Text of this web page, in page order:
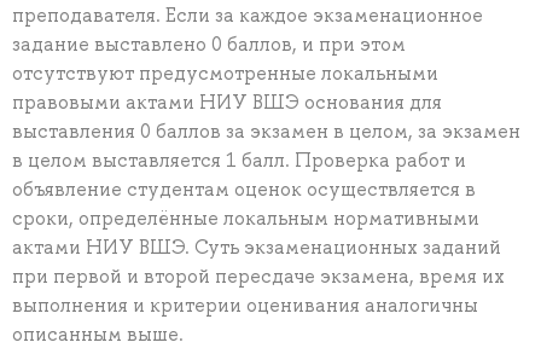
преподавателя. Если за каждое экзаменационное
задание выставлено 0 баллов, и при этом
отсутствуют предусмотренные локальными
правовыми актами НИУ ВШЭ основания для
выставления 0 баллов за экзамен в целом, за экзамен
в целом выставляется 1 балл. Проверка работ и
объявление студентам оценок осуществляется в
сроки, определённые локальным нормативными
актами НИУ ВШЭ. Суть экзаменационных заданий
при первой и второй пересдаче экзамена, время их
выполнения и критерии оценивания аналогичны
описанным выше.